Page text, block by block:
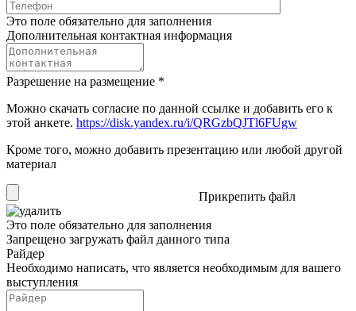
Это поле обязательно для заполнения
Дополнительная контактная информация
Разрешение на размещение *
Можно скачать согласие по данной ссылке и добавить его к
этой анкете. https://disk.yandex.ru/i/QRGzbQJTl6FUgw
Кроме того, можно добавить презентацию или любой другой
материал
Прикрепить файл
Это поле обязательно для заполнения
Запрещено загружать файл данного типа
Райдер
Необходимо написать, что является необходимым для вашего
выступления